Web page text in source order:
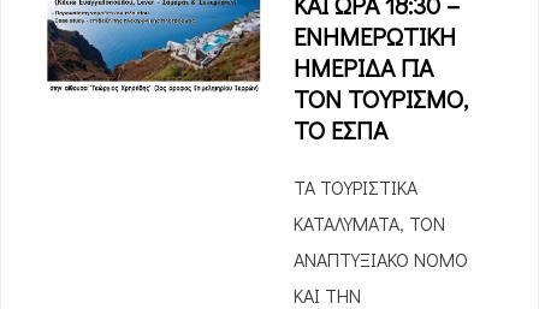
ΕΝΗΜΕΡΩΤΙΚΗ
ΗΜΕΡΙΔΑ ΓΙΑ
ΤΟΝ ΤΟΥΡΙΣΜΟ,
ΤΟ ΕΣΠΑ
ΤΑ ΤΟΥΡΙΣΤΙΚΑ
ΚΑΤΑΛΥΜΑΤΑ, ΤΟΝ
ΑΝΑΠΤΥΞΙΑΚΟ ΝΟΜΟ
ΚΑΙ ΤΗΝ